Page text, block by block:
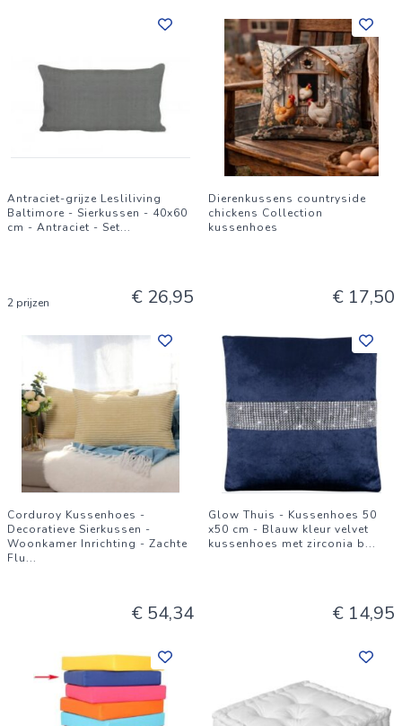
Antraciet-grijze Lesliliving
Baltimore - Sierkussen - 40x60
cm - Antraciet - Set...
2 prijzen € 26,95
Dierenkussens countryside
chickens Collection
kussenhoes
€ 17,50
Corduroy Kussenhoes -
Decoratieve Sierkussen -
Woonkamer Inrichting - Zachte
Flu...
€ 54,34
Glow Thuis - Kussenhoes 50
x50 cm - Blauw kleur velvet
kussenhoes met zirconia b...
€ 14,95